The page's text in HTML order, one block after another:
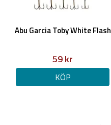
Abu Garcia Toby White Flash
59 kr
KÖP